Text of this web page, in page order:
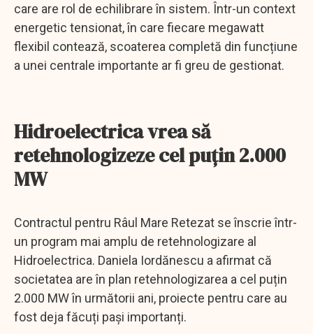
care are rol de echilibrare în sistem. Într-un context
energetic tensionat, în care fiecare megawatt
flexibil contează, scoaterea completă din funcțiune
a unei centrale importante ar fi greu de gestionat.
Hidroelectrica vrea să
retehnologizeze cel puțin 2.000
MW
Contractul pentru Râul Mare Retezat se înscrie într-
un program mai amplu de retehnologizare al
Hidroelectrica. Daniela Iordănescu a afirmat că
societatea are în plan retehnologizarea a cel puțin
2.000 MW în următorii ani, proiecte pentru care au
fost deja făcuți pași importanți.